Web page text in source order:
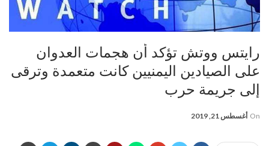
رايتس ووتش تؤكد أن هجمات العدوان
على الصيادين اليمنيين كانت متعمدة وترقى
إلى جريمة حرب
On أغسطس 21, 2019